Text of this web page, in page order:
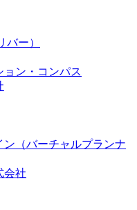
ー）
ン・コンパス
（バーチャルプランナ
会社